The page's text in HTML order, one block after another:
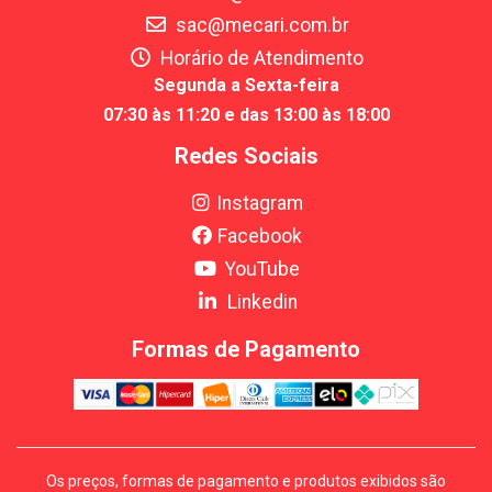
sac@mecari.com.br
Horário de Atendimento
Segunda a Sexta-feira
07:30 às 11:20 e das 13:00 às 18:00
Redes Sociais
Instagram
Facebook
YouTube
Linkedin
Formas de Pagamento
Os preços, formas de pagamento e produtos exibidos são